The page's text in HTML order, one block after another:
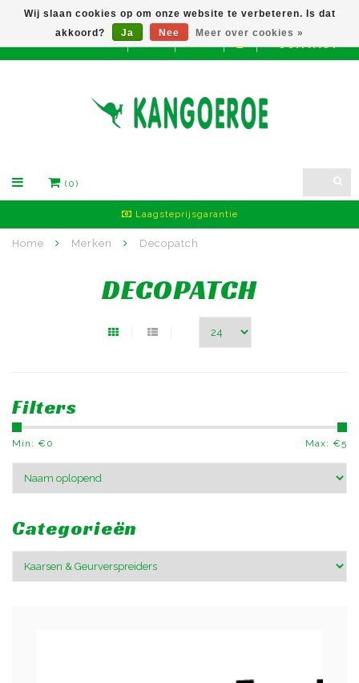
EUR CONTACT
(0)
Laagsteprijsgarantie
Home Merken Decopatch
DECOPATCH
Filters
Min: €0 Max: €5
Categorieën
Wij slaan cookies op om onze website te verbeteren. Is dat
akkoord?
Ja Nee Meer over cookies »